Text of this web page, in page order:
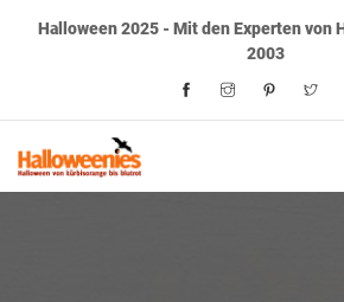
Halloween 2025 - Mit den Experten von
2003